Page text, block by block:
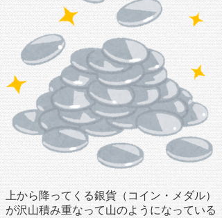
上から降ってくる銀貨（コイン・メダル）
が沢山積み重なって山のようになっている